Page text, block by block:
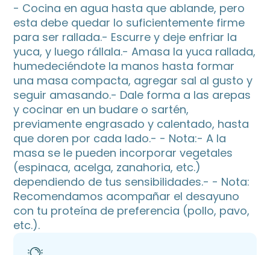
- Cocina en agua hasta que ablande, pero
esta debe quedar lo suficientemente firme
para ser rallada.- Escurre y deje enfriar la
yuca, y luego rállala.- Amasa la yuca rallada,
humedeciéndote la manos hasta formar
una masa compacta, agregar sal al gusto y
seguir amasando.- Dale forma a las arepas
y cocinar en un budare o sartén,
previamente engrasado y calentado, hasta
que doren por cada lado.- - Nota:- A la
masa se le pueden incorporar vegetales
(espinaca, acelga, zanahoria, etc.)
dependiendo de tus sensibilidades.- - Nota:
Recomendamos acompañar el desayuno
con tu proteína de preferencia (pollo, pavo,
etc.).